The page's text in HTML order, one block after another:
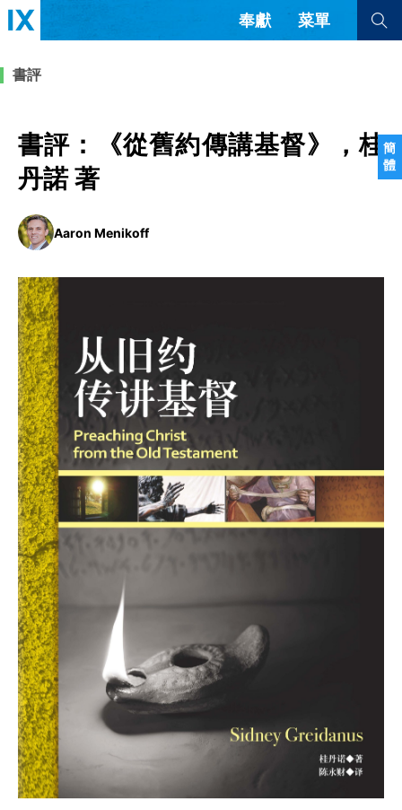
簡
體
奉獻 菜單
來信
教會帶領
福音傳講與宣教
團契生活與禱告
查看全部
查看全部
西班牙語
烏茲別克語
法語
羅馬尼亞語
越南語
意大利語
韓語
土耳其語
阿爾巴尼亞語
塞爾維亞語
書評
書評：《從舊約傳講基督》，桂
丹諾 著
Aaron Menikoff